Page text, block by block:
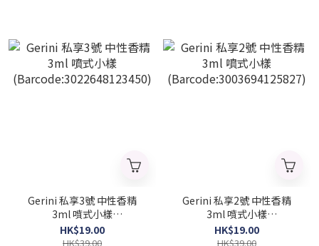
Gerini 私享3號 中性香精
3ml 噴式小樣
(Barcode:3022648123450)
HK$19.00
HK$39.00
Gerini 私享2號 中性香精
3ml 噴式小樣
(Barcode:3003694125827)
HK$19.00
HK$39.00